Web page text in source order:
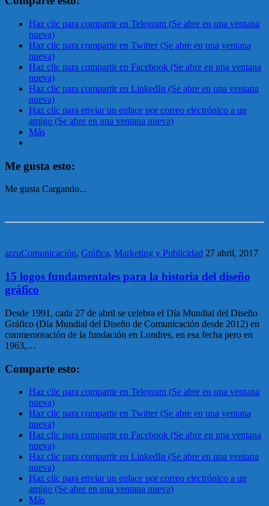
Haz clic para compartir en Telegram (Se abre en una ventana
nueva)
Haz clic para compartir en Twitter (Se abre en una ventana
nueva)
Haz clic para compartir en Facebook (Se abre en una ventana
nueva)
Haz clic para compartir en LinkedIn (Se abre en una ventana
nueva)
Haz clic para enviar un enlace por correo electrónico a un
amigo (Se abre en una ventana nueva)
Más
Me gusta esto:
Me gusta Cargando...
arzuComunicación, Gráfica, Marketing y Publicidad 27 abril, 2017
15 logos fundamentales para la historia del diseño
gráfico
Desde 1991, cada 27 de abril se celebra el Día Mundial del Diseño
Gráfico (Día Mundial del Diseño de Comunicación desde 2012) en
conmemoración de la fundación en Londres, en esa fecha pero en
1963,…
Comparte esto:
Haz clic para compartir en Telegram (Se abre en una ventana
nueva)
Haz clic para compartir en Twitter (Se abre en una ventana
nueva)
Haz clic para compartir en Facebook (Se abre en una ventana
nueva)
Haz clic para compartir en LinkedIn (Se abre en una ventana
nueva)
Haz clic para enviar un enlace por correo electrónico a un
amigo (Se abre en una ventana nueva)
Más